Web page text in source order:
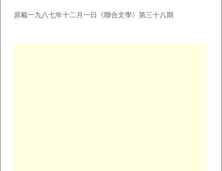
原載一九八七年十二月一日《聯合文學》第三十八期